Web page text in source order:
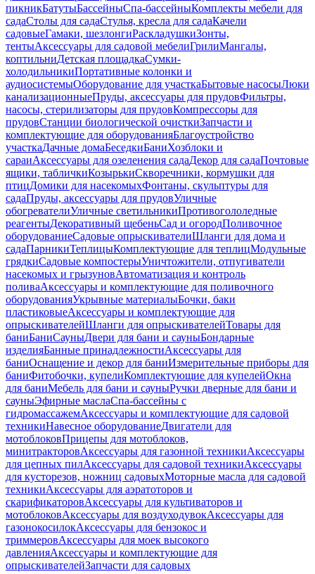
пикникБатутыБассейныСпа-бассейныКомплекты мебели для
садаСтолы для садаСтулья, кресла для садаКачели
садовыеГамаки, шезлонгиРаскладушкиЗонты,
тентыАксессуары для садовой мебелиГрилиМангалы,
коптильниДетская площадкаСумки-
холодильникиПортативные колонки и
аудиосистемыОборудование для участкаБытовые насосыЛюки
канализационныеПруды, аксессуары для прудовФильтры,
насосы, стерилизаторы для прудовКомпрессоры для
прудовСтанции биологической очисткиЗапчасти и
комплектующие для оборудованияБлагоустройство
участкаДачные домаБеседкиБаниХозблоки и
сараиАксессуары для озеленения садаДекор для садаПочтовые
ящики, табличкиКозырькиСкворечники, кормушки для
птицДомики для насекомыхФонтаны, скульптуры для
садаПруды, аксессуары для прудовУличные
обогревателиУличные светильникиПротивогололедные
реагентыДекоративный щебеньСад и огородПоливочное
оборудованиеСадовые опрыскивателиШланги для дома и
садаПарникиТеплицыКомплектующие для теплицМодульные
грядкиСадовые компостерыУничтожители, отпугиватели
насекомых и грызуновАвтоматизация и контроль
поливаАксессуары и комплектующие для поливочного
оборудованияУкрывные материалыБочки, баки
пластиковыеАксессуары и комплектующие для
опрыскивателейШланги для опрыскивателейТовары для
баниБаниСауныДвери для бани и сауныБондарные
изделияБанные принадлежностиАксессуары для
баниОснащение и декор для баниИзмерительные приборы для
баниФитобочки, купелиКомплектующие для купелейОкна
для баниМебель для бани и сауныРучки дверные для бани и
сауныЭфирные маслаСпа-бассейны с
гидромассажемАксессуары и комплектующие для садовой
техникиНавесное оборудованиеДвигатели для
мотоблоковПрицепы для мотоблоков,
минитракторовАксессуары для газонной техникиАксессуары
для цепных пилАксессуары для садовой техникиАксессуары
для кусторезов, ножниц садовыхМоторные масла для садовой
техникиАксессуары для аэратоторов и
скарификаторовАксессуары для культиваторов и
мотоблоковАксессуары для воздуходувокАксессуары для
газонокосилокАксессуары для бензокос и
триммеровАксессуары для моек высокого
давленияАксессуары и комплектующие для
опрыскивателейЗапчасти для садовых